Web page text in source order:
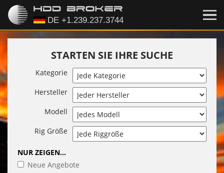
STARTEN SIE IHRE SUCHE
Kategorie
Hersteller
Modell
Rig Größe
NUR ZEIGEN...
Neue Angebote